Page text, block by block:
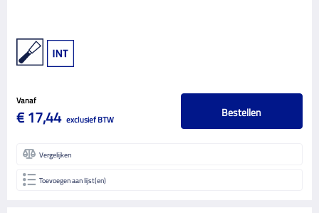
Vanaf
€ 17,44 exclusief BTW Bestellen
Vergelijken
Toevoegen aan lijst(en)